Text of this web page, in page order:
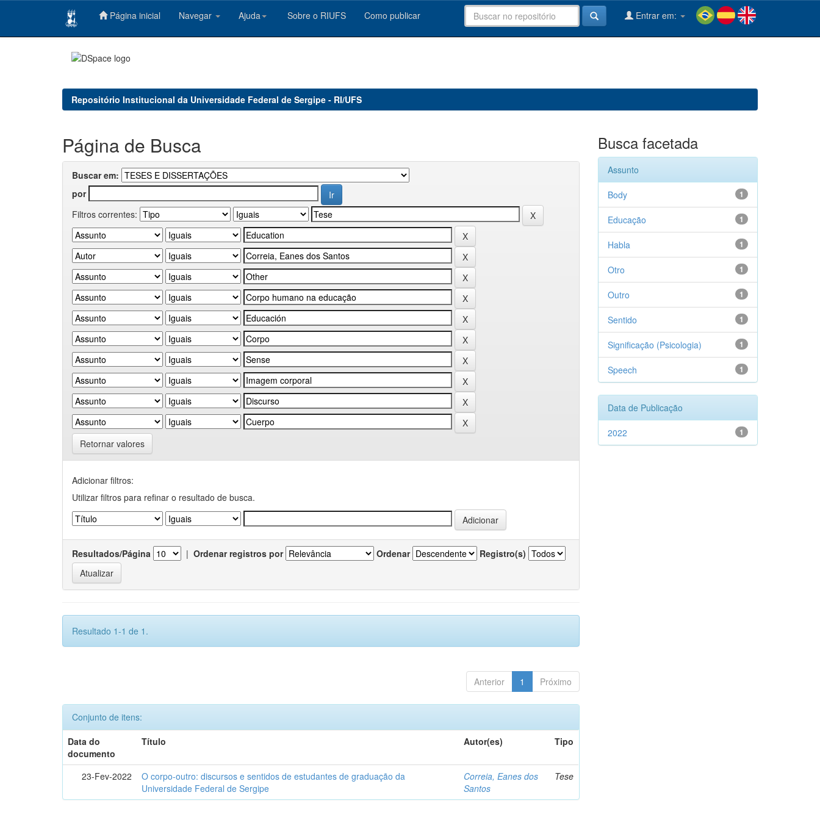
Página inicial Navegar Ajuda Sobre o RIUFS Como publicar Entrar em:
Repositório Institucional da Universidade Federal de Sergipe - RI/UFS
Página de Busca
Buscar em:
por
Filtros correntes:
Retornar valores
Adicionar filtros:
Utilizar filtros para refinar o resultado de busca.
Resultados/Página | Ordenar registros por Ordenar Registro(s)
Resultado 1-1 de 1.
Anterior 1 Próximo
Conjunto de itens:
Data do
documento
Título Autor(es) Tipo
23-Fev-2022
O corpo-outro: discursos e sentidos de estudantes de graduação da
Universidade Federal de Sergipe
Correia, Eanes dos
Santos
Tese
Busca facetada
Assunto
1
Body
1
Educação
1
Habla
1
Otro
1
Outro
1
Sentido
1
Significação (Psicologia)
1
Speech
Data de Publicação
1
2022